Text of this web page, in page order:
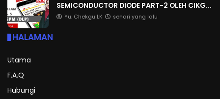
SEMICONDUCTOR DIODE PART-2 OLEH CIKG...
Yu. Chekgu LK sehari yang lalu
HALAMAN
Utama
F.A.Q
Hubungi